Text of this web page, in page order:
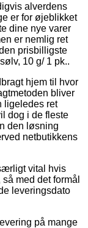
alverdens
er for øjeblikket
dine nye varer
er nemlig ret
prisbilligste
10 g/ 1 pk..
hjem til hvor
bliver
ligeledes ret
dog i de fleste
den løsning
netbutikkens
vital hvis
med det formål
leveringsdato
på mange